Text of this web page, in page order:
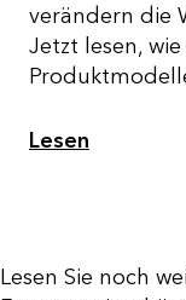
verändern die
Jetzt lesen,
Lesen
Lesen Sie noch